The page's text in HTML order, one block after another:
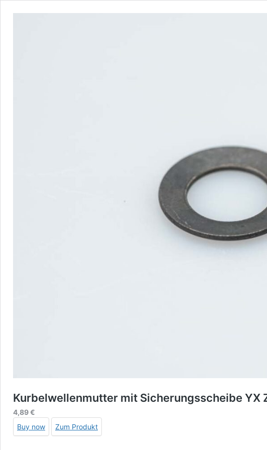
Kurbelwellenmutter mit Sicherungsscheibe YX
4,89€
Buy now
Zum Produkt